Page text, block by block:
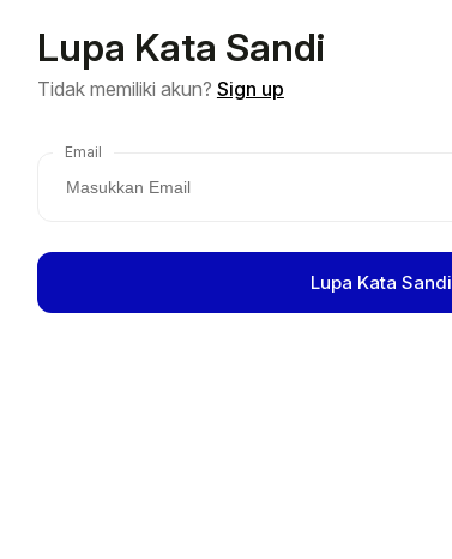
Lupa Kata Sandi
Tidak memiliki akun? Sign up
Email
Lupa Kata Sandi